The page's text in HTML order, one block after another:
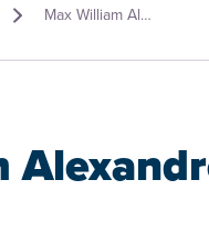
Max William Alexandre Da Costa